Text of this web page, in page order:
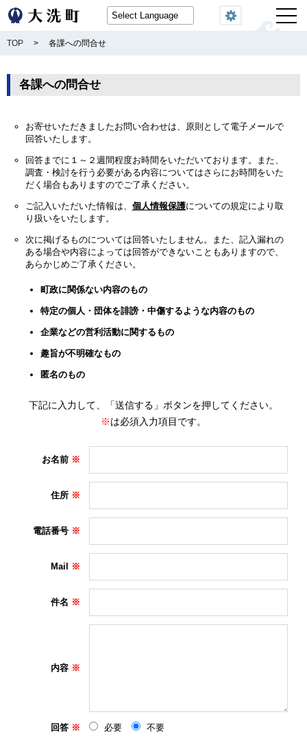
閲覧機能
TOP > 各課への問合せ
各課への問合せ
お寄せいただきましたお問い合わせは、原則として電子メールで
回答いたします。
回答までに１～２週間程度お時間をいただいております。また、
調査・検討を行う必要がある内容についてはさらにお時間をいた
だく場合もありますのでご了承ください。
ご記入いただいた情報は、 個人情報保護についての規定により取
り扱いをいたします。
次に掲げるものについては回答いたしません。また、記入漏れの
ある場合や内容によっては回答ができないこともありますので、
あらかじめご了承ください。
町政に関係ない内容のもの
特定の個人・団体を誹謗・中傷するような内容のもの
企業などの営利活動に関するもの
趣旨が不明確なもの
匿名のもの
下記に入力して、「送信する」ボタンを押してください。
※は必須入力項目です。
お名前
住所
電話番号
Mail
件名
内容
回答 必要 不要